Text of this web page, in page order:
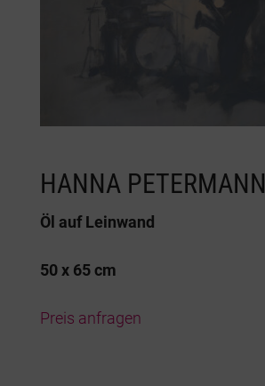
HANNA PETERMANN
Öl auf Leinwand
50 x 65 cm
Preis anfragen